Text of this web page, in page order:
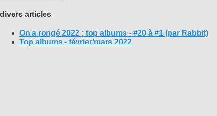
divers articles
On a rongé 2022 : top albums - #20 à #1 (par Rabbit)
Top albums - février/mars 2022